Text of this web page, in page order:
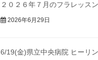
２０２６年７月のフラレッス
2026年6月29日
6/19(金)県立中央病院 ヒーリ